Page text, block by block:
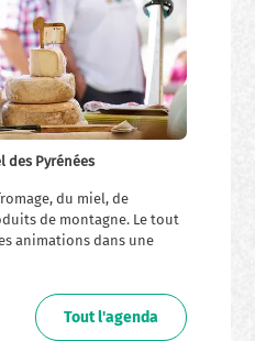
des Pyrénées
du miel, de
de montagne. Le tout
animations dans une
Tout l'agenda